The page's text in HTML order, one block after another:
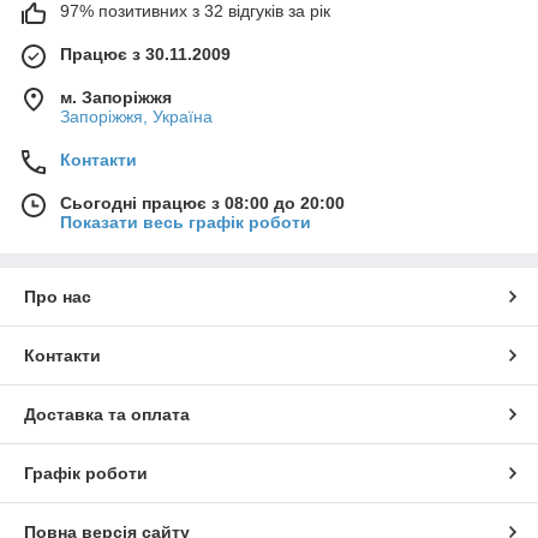
97% позитивних з 32 відгуків за рік
Працює з 30.11.2009
м. Запоріжжя
Запоріжжя, Україна
Контакти
Сьогодні працює з 08:00 до 20:00
Показати весь графік роботи
Про нас
Контакти
Доставка та оплата
Графік роботи
Повна версія сайту